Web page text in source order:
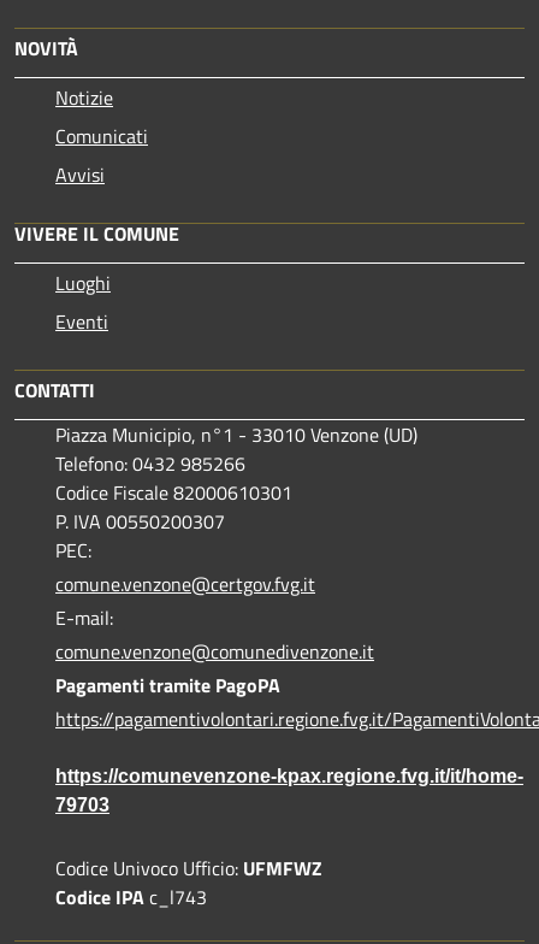
NOVITÀ
Notizie
Comunicati
Avvisi
VIVERE IL COMUNE
Luoghi
Eventi
CONTATTI
Piazza Municipio, n°1 - 33010 Venzone (UD)
Telefono: 0432 985266
Codice Fiscale 82000610301
P. IVA 00550200307
PEC:
comune.venzone@certgov.fvg.it
E-mail:
comune.venzone@comunedivenzone.it
Pagamenti tramite PagoPA
https://pagamentivolontari.regione.fvg.it/
https://comunevenzone-kpax.regione.fvg.it/it/home-
79703
Codice Univoco Ufficio: UFMFWZ
Codice IPAc_l743